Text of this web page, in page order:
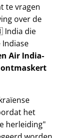
te vragen
over de
India die
Air India-
ontmaskert
het
herleiding